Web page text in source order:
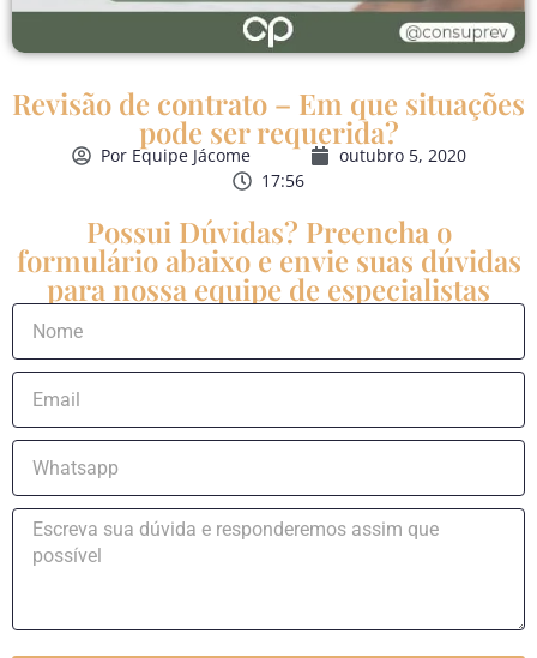
Revisão de contrato – Em que situações
pode ser requerida?
PorEquipe Jácome
outubro 5, 2020
17:56
Possui Dúvidas? Preencha o
formulário abaixo e envie suas dúvidas
para nossa equipe de especialistas